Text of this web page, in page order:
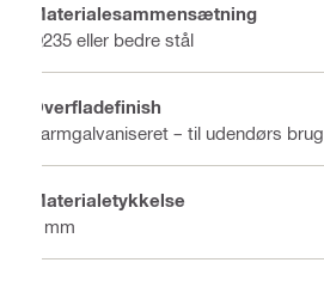
Materialesammensætning
Q235 eller bedre stål
Overfladefinish
Varmgalvaniseret – til udendørs brug
Materialetykkelse
4 mm